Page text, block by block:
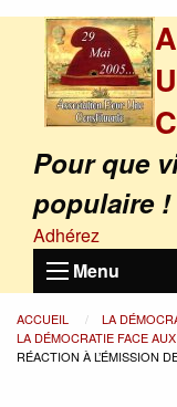
Pour que
populaire !
Adhérez
Menu
ACCUEIL
LA
LA DÉMOCRATIE FACE
RÉACTION À L’ÉMISSION